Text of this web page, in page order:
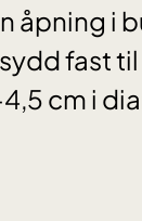
åpning i
fast til
cm i